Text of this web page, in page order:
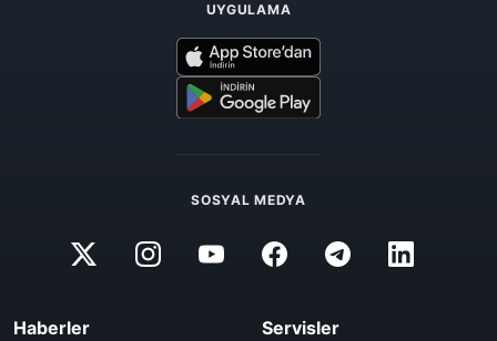
UYGULAMA
SOSYAL MEDYA
Haberler Servisler